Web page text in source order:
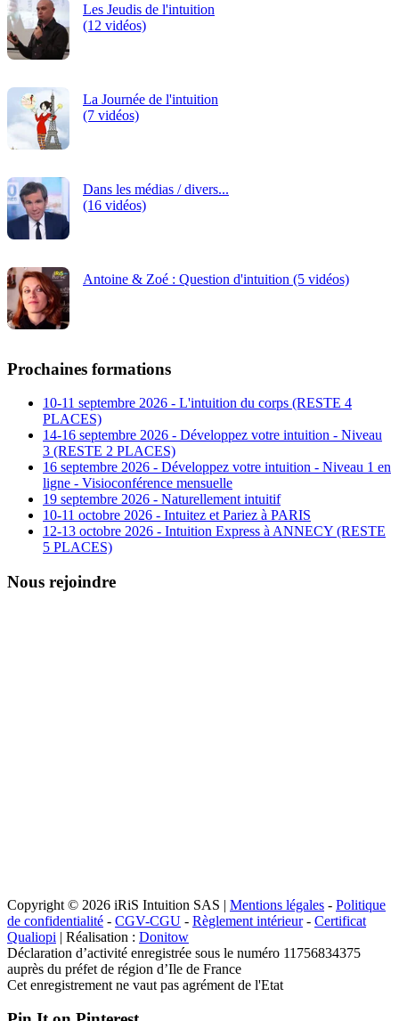
Les Jeudis de l'intuition
(12 vidéos)
La Journée de l'intuition
(7 vidéos)
Dans les médias / divers...
(16 vidéos)
Antoine & Zoé : Question d'intuition (5 vidéos)
Prochaines formations
10-11 septembre 2026 - L'intuition du corps (RESTE 4
PLACES)
14-16 septembre 2026 - Développez votre intuition - Niveau
3 (RESTE 2 PLACES)
16 septembre 2026 - Développez votre intuition - Niveau 1 en
ligne - Visioconférence mensuelle
19 septembre 2026 - Naturellement intuitif
10-11 octobre 2026 - Intuitez et Pariez à PARIS
12-13 octobre 2026 - Intuition Express à ANNECY (RESTE
5 PLACES)
Nous rejoindre
Copyright © 2026 iRiS Intuition SAS | Mentions légales - Politique
de confidentialité - CGV-CGU - Règlement intérieur- Certificat
Qualiopi | Réalisation : Donitow
Déclaration d’activité enregistrée sous le numéro 11756834375
auprès du préfet de région d’Ile de France
Cet enregistrement ne vaut pas agrément de l'Etat